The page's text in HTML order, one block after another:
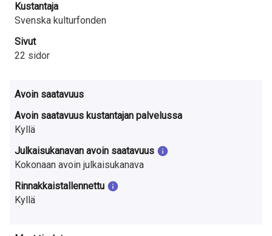
Kustantaja
Svenska kulturfonden
Sivut
22 sidor
Avoin saatavuus
Avoin saatavuus kustantajan palvelussa
Kyllä
Julkaisukanavan avoin saatavuus
Kokonaan avoin julkaisukanava
Rinnakkaistallennettu
Kyllä